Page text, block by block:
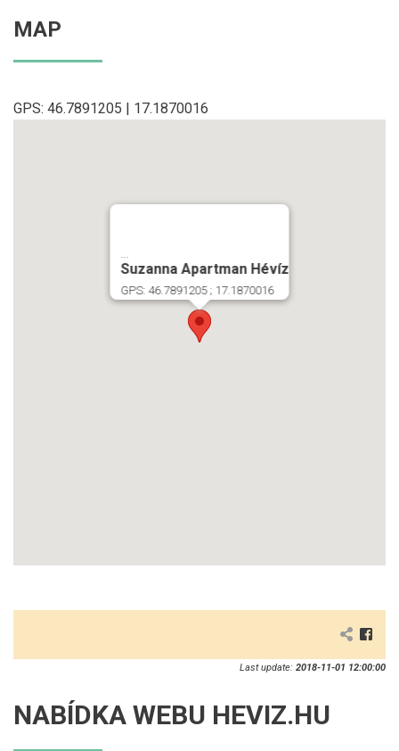
MAP
GPS: 46.7891205 | 17.1870016
...
Suzanna Apartman Hévíz
GPS: 46.7891205 ; 17.1870016
Last update: 2018-11-01 12:00:00
NABÍDKA WEBU HEVIZ.HU